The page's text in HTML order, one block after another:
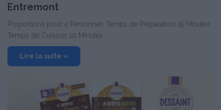
Entremont
Proportions pour 4 Personnes Temps de Préparation 15 Minutes
Temps de Cuisson 10 Minutes …
Lire la suite »